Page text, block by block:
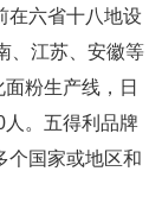
在六省十八地设
、江苏、安徽等
粉生产线，日
。五得利品牌
个国家或地区和